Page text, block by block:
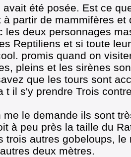
avait été posée. Est ce
à partir de mammifères
les deux personnages
Reptiliens et si toute
promis quand on
pleins et les sirènes
que les tours sont
t il s'y prendre Trois
me le demande ils sont
à peu près la taille du
trois autres gobeloups,
deux mètres.